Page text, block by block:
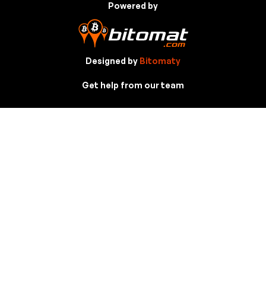
Powered by
Designed by Bitomaty
Get help from our team